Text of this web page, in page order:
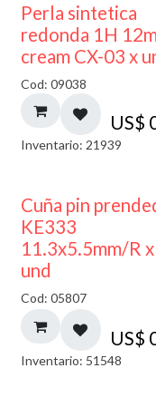
Perla sintetica
redonda 1H
cream CX-03 x
Cod: 09038
US$
Inventario: 21939
Cuña pin
KE333
11.3x5.5mm/R x
und
Cod: 05807
US$
Inventario: 51548